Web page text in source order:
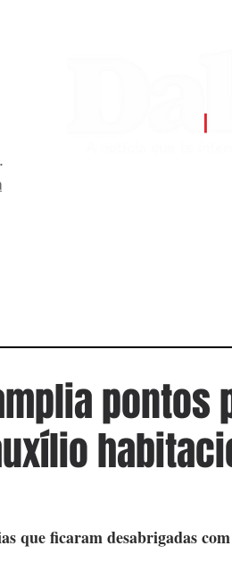
pontos
que ficaram desabrigadas